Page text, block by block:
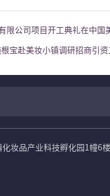
限公司项目开工典礼在中国
宝赴美妆小镇调研招商引资
妆品产业科技孵化园1幢6